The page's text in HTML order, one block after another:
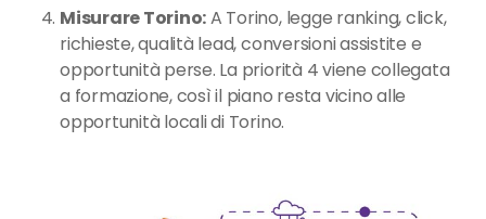
Misurare Torino:A Torino, legge ranking, click,
richieste, qualità lead, conversioni assistite e
opportunità perse. La priorità 4 viene collegata
a formazione, così il piano resta vicino alle
opportunità locali di Torino.